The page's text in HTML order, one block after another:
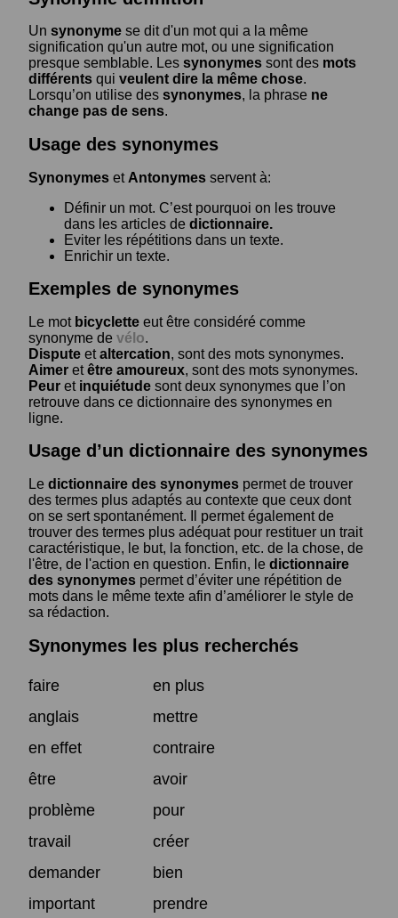
Un synonyme se dit d'un mot qui a la même
signification qu'un autre mot, ou une signification
presque semblable. Les synonymes sont des mots
différents qui veulent dire la même chose.
Lorsqu’on utilise des synonymes, la phrase ne
change pas de sens.
Usage des synonymes
Synonymes et Antonymes servent à:
Définir un mot. C’est pourquoi on les trouve
dans les articles de dictionnaire.
Eviter les répétitions dans un texte.
Enrichir un texte.
Exemples de synonymes
Le mot bicyclette eut être considéré comme
synonyme de vélo.
Dispute etaltercation, sont des mots synonymes.
Aimer etêtre amoureux, sont des mots synonymes.
Peur et inquiétude sont deux synonymes que l’on
retrouve dans ce dictionnaire des synonymes en
ligne.
Usage d’un dictionnaire des synonymes
Le dictionnaire des synonymes permet de trouver
des termes plus adaptés au contexte que ceux dont
on se sert spontanément. Il permet également de
trouver des termes plus adéquat pour restituer un trait
caractéristique, le but, la fonction, etc. de la chose, de
l'être, de l'action en question. Enfin, le dictionnaire
des synonymes permet d’éviter une répétition de
mots dans le même texte afin d’améliorer le style de
sa rédaction.
Synonymes les plus recherchés
faire
en plus
anglais
mettre
en effet
contraire
être
avoir
problème
pour
travail
créer
demander
bien
important
prendre